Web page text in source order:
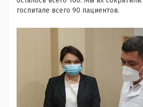
госпитале всего 90 пациентов.